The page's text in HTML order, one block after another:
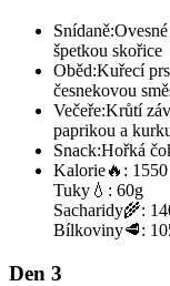
Snídaně:
špetkou skořice
Oběd:Kuřecí
česnekovou
Večeře:Krůtí
paprikou a
Snack:Hořká
Kalorie🔥: 1550
Tuky 💧: 60g
Sacharidy🌾:
Bílkoviny🥩:
Den 3